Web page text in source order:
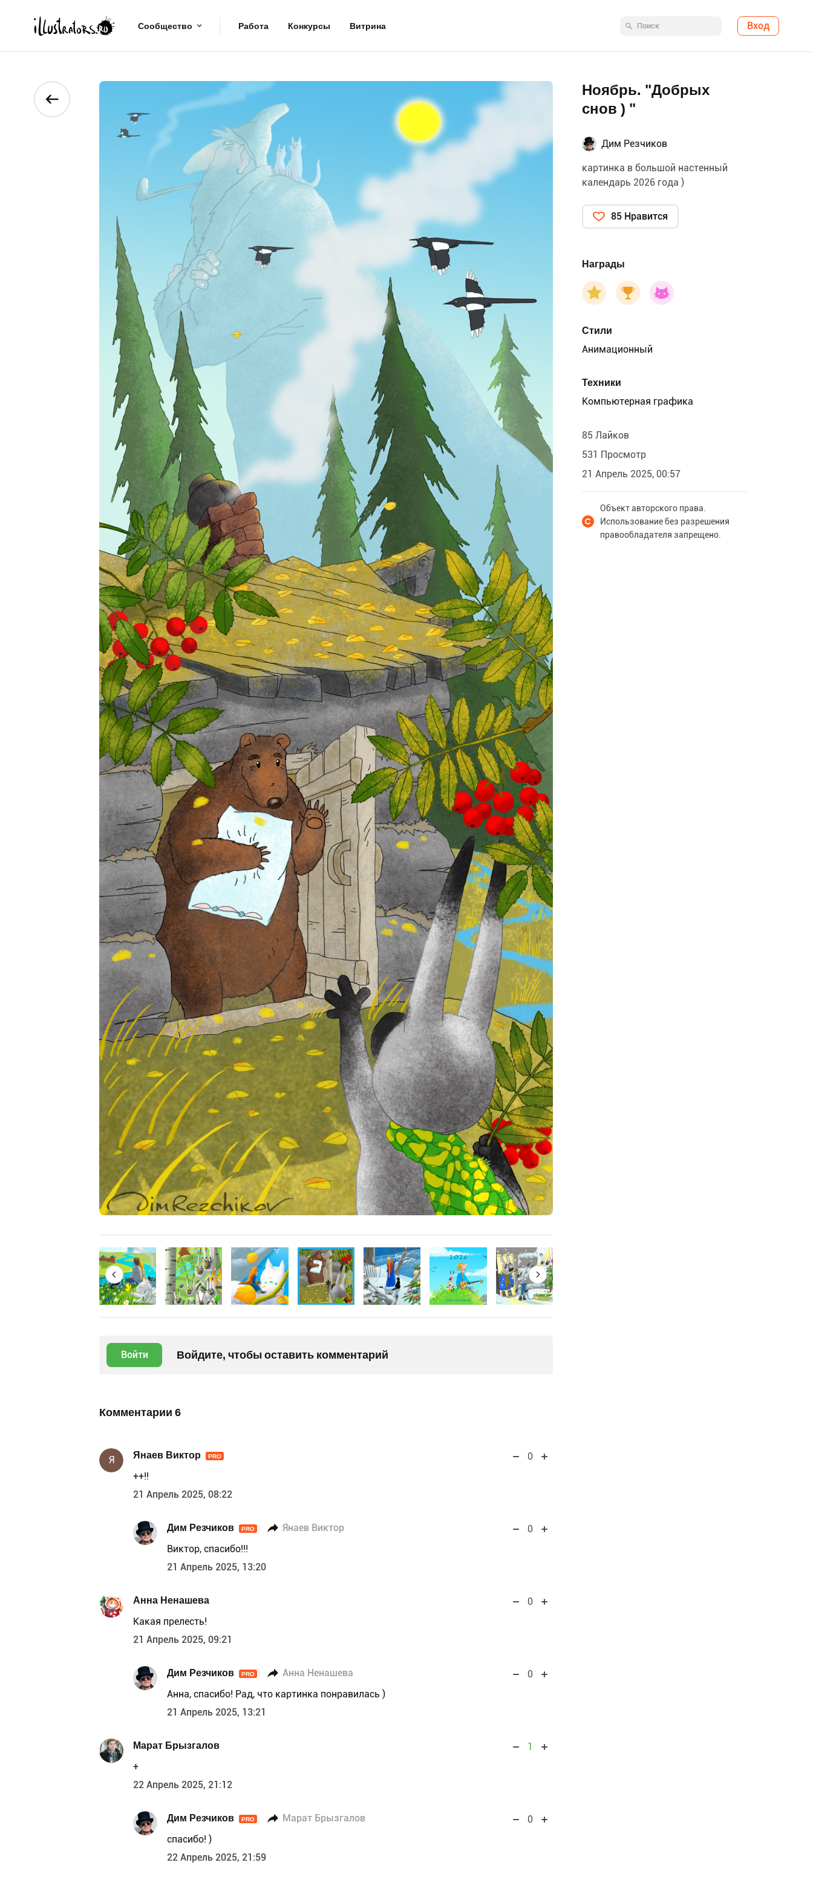
Сообщество Работа Конкурсы Витрина Вход
Войти Войдите, чтобы оставить комментарий
Комментарии 6
Я Янаев Виктор PRO
0
++!!
21 Апрель 2025, 08:22
Дим Резчиков PRO Янаев Виктор
0
Виктор, спасибо!!!
21 Апрель 2025, 13:20
Анна Ненашева
0
Какая прелесть!
21 Апрель 2025, 09:21
Дим Резчиков PRO Анна Ненашева
0
Анна, спасибо! Рад, что картинка понравилась )
21 Апрель 2025, 13:21
Марат Брызгалов
1
+
22 Апрель 2025, 21:12
Дим Резчиков PRO Марат Брызгалов
0
спасибо! )
22 Апрель 2025, 21:59
Ноябрь. "Добрых
снов ) "
Дим Резчиков
картинка в большой настенный
календарь 2026 года )
85 Нравится
Награды
Стили
Анимационный
Техники
Компьютерная графика
85 Лайков
531 Просмотр
21 Апрель 2025, 00:57
Объект авторского права.
Использование без разрешения
правообладателя запрещено.